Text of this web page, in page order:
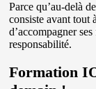
Parce qu’au-delà
consiste avant tout
d’accompagner
responsabilité.
Formation